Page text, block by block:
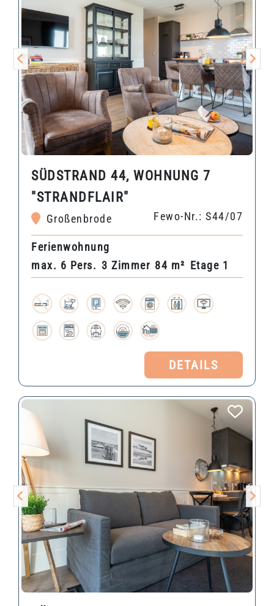
SÜDSTRAND 44, WOHNUNG 7
"STRANDFLAIR"
Großenbrode Fewo-Nr.: S44/07
Ferienwohnung
max. 6 Pers. 3 Zimmer 84 m² Etage 1
DETAILS